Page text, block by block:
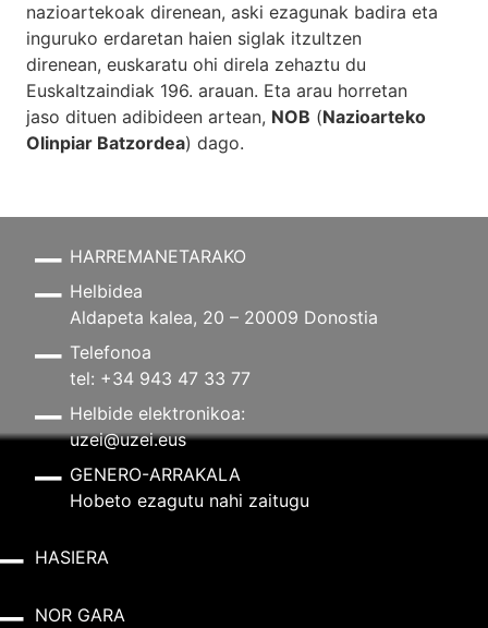
nazioartekoak direnean, aski ezagunak badira eta
inguruko erdaretan haien siglak itzultzen
direnean, euskaratu ohi direla zehaztu du
Euskaltzaindiak 196. arauan. Eta arau horretan
jaso dituen adibideen artean, NOB (Nazioarteko
Olinpiar Batzordea) dago.
HARREMANETARAKO
Helbidea
Aldapeta kalea, 20 – 20009 Donostia
Telefonoa
tel: +34 943 47 33 77
Helbide elektronikoa:
uzei@uzei.eus
GENERO-ARRAKALA
Hobeto ezagutu nahi zaitugu
HASIERA
NOR GARA